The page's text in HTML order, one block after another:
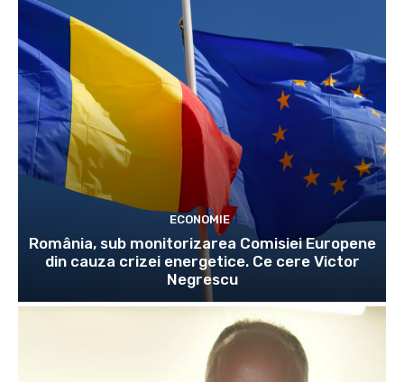
ECONOMIE
România, sub monitorizarea Comisiei Europene
din cauza crizei energetice. Ce cere Victor
Negrescu